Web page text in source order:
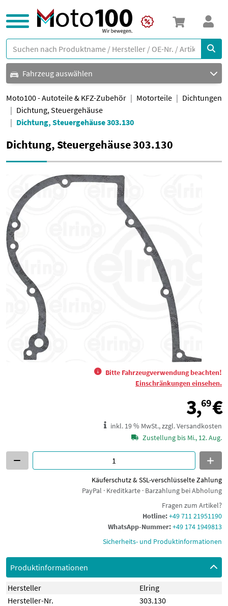
Fahrzeug auswählen
Moto100 - Autoteile & KFZ-Zubehör Motorteile
Dichtungen
Dichtung, Steuergehäuse
Dichtung, Steuergehäuse 303.130
Dichtung, Steuergehäuse 303.130
Bitte Fahrzeugverwendung beachten!
Einschränkungen einsehen.
3,69€
inkl. 19 % MwSt., zzgl. Versandkosten
Zustellung bis Mi., 12. Aug.
Käuferschutz & SSL-verschlüsselte Zahlung
PayPal · Kreditkarte · Barzahlung bei Abholung
Fragen zum Artikel?
Hotline:+49 711 21951190
WhatsApp-Nummer:+49 174 1949813
Sicherheits- und Produktinformationen
Produktinformationen
Hersteller
Elring
Hersteller-Nr.
303.130